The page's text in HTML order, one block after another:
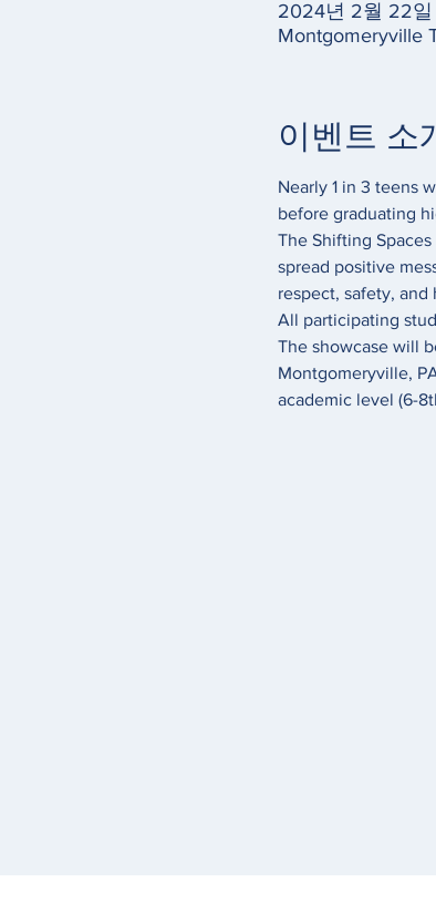
2024년 2월 22
Montgomeryville
이벤트 소
Nearly 1 in 3 teens
before graduating
The Shifting
spread positive
respect, safety,
All participating
The showcase will
Montgomeryville,
academic level (6-